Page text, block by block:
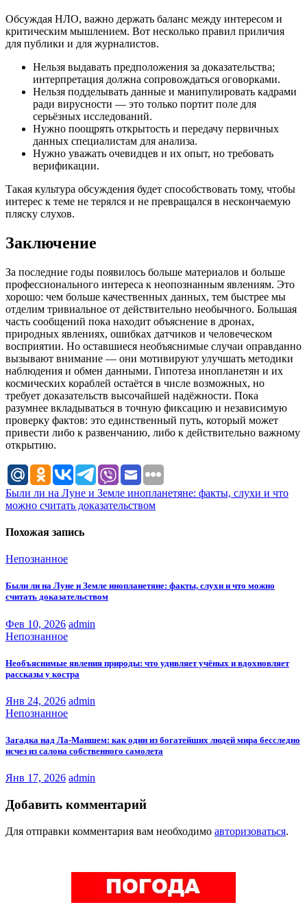
Обсуждая НЛО, важно держать баланс между интересом и
критическим мышлением. Вот несколько правил приличия
для публики и для журналистов.
Нельзя выдавать предположения за доказательства;
интерпретация должна сопровождаться оговорками.
Нельзя подделывать данные и манипулировать кадрами
ради вирусности — это только портит поле для
серьёзных исследований.
Нужно поощрять открытость и передачу первичных
данных специалистам для анализа.
Нужно уважать очевидцев и их опыт, но требовать
верификации.
Такая культура обсуждения будет способствовать тому, чтобы
интерес к теме не терялся и не превращался в нескончаемую
пляску слухов.
Заключение
За последние годы появилось больше материалов и больше
профессионального интереса к неопознанным явлениям. Это
хорошо: чем больше качественных данных, тем быстрее мы
отделим тривиальное от действительно необычного. Большая
часть сообщений пока находит объяснение в дронах,
природных явлениях, ошибках датчиков и человеческом
восприятии. Но оставшиеся необъяснимые случаи оправданно
вызывают внимание — они мотивируют улучшать методики
наблюдения и обмен данными. Гипотеза инопланетян и их
космических кораблей остаётся в числе возможных, но
требует доказательств высочайшей надёжности. Пока
разумнее вкладываться в точную фиксацию и независимую
проверку фактов: это единственный путь, который может
привести либо к развенчанию, либо к действительно важному
открытию.
Навигация
по
записям
Были ли на Луне и Земле инопланетяне: факты, слухи и что
можно считать доказательством
Похожая запись
Непознанное
Были ли на Луне и Земле инопланетяне: факты, слухи и что можно
считать доказательством
Фев 10, 2026 admin
Непознанное
Необъяснимые явления природы: что удивляет учёных и вдохновляет
рассказы у костра
Янв 24, 2026 admin
Непознанное
Загадка над Ла-Маншем: как один из богатейших людей мира бесследно
исчез из салона собственного самолета
Янв 17, 2026 admin
Добавить комментарий
Для отправки комментария вам необходимо авторизоваться.